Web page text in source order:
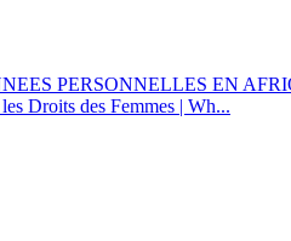
PERSONNELLES EN
Droits des Femmes | Wh...